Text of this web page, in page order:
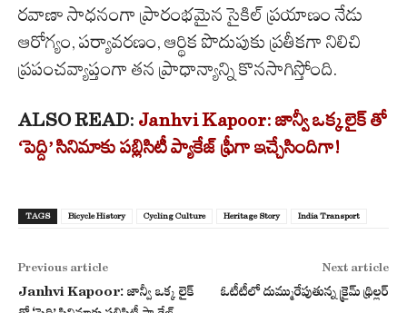
రవాణా సాధనంగా ప్రారంభమైన సైకిల్ ప్రయాణం నేడు
ఆరోగ్యం, పర్యావరణం, ఆర్థిక పొదుపుకు ప్రతీకగా నిలిచి
ప్రపంచవ్యాప్తంగా తన ప్రాధాన్యాన్ని కొనసాగిస్తోంది.
ALSO READ: Janhvi Kapoor: జాన్వీ ఒక్క లైక్‌ తో
‘పెద్ది’ సినిమాకు పబ్లిసిటీ ప్యాకేజ్ ఫ్రీగా ఇచ్చేసిందిగా!
TAGS Bicycle History Cycling Culture Heritage Story India Transport
Previous article
Janhvi Kapoor: జాన్వీ ఒక్క లైక్‌
Next article
ఓటీటీలో దుమ్మురేపుతున్న క్రైమ్ థ్రిల్లర్